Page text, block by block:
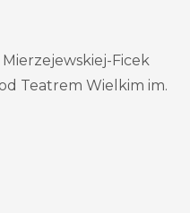
Ficek
Teatrem Wielkim im.